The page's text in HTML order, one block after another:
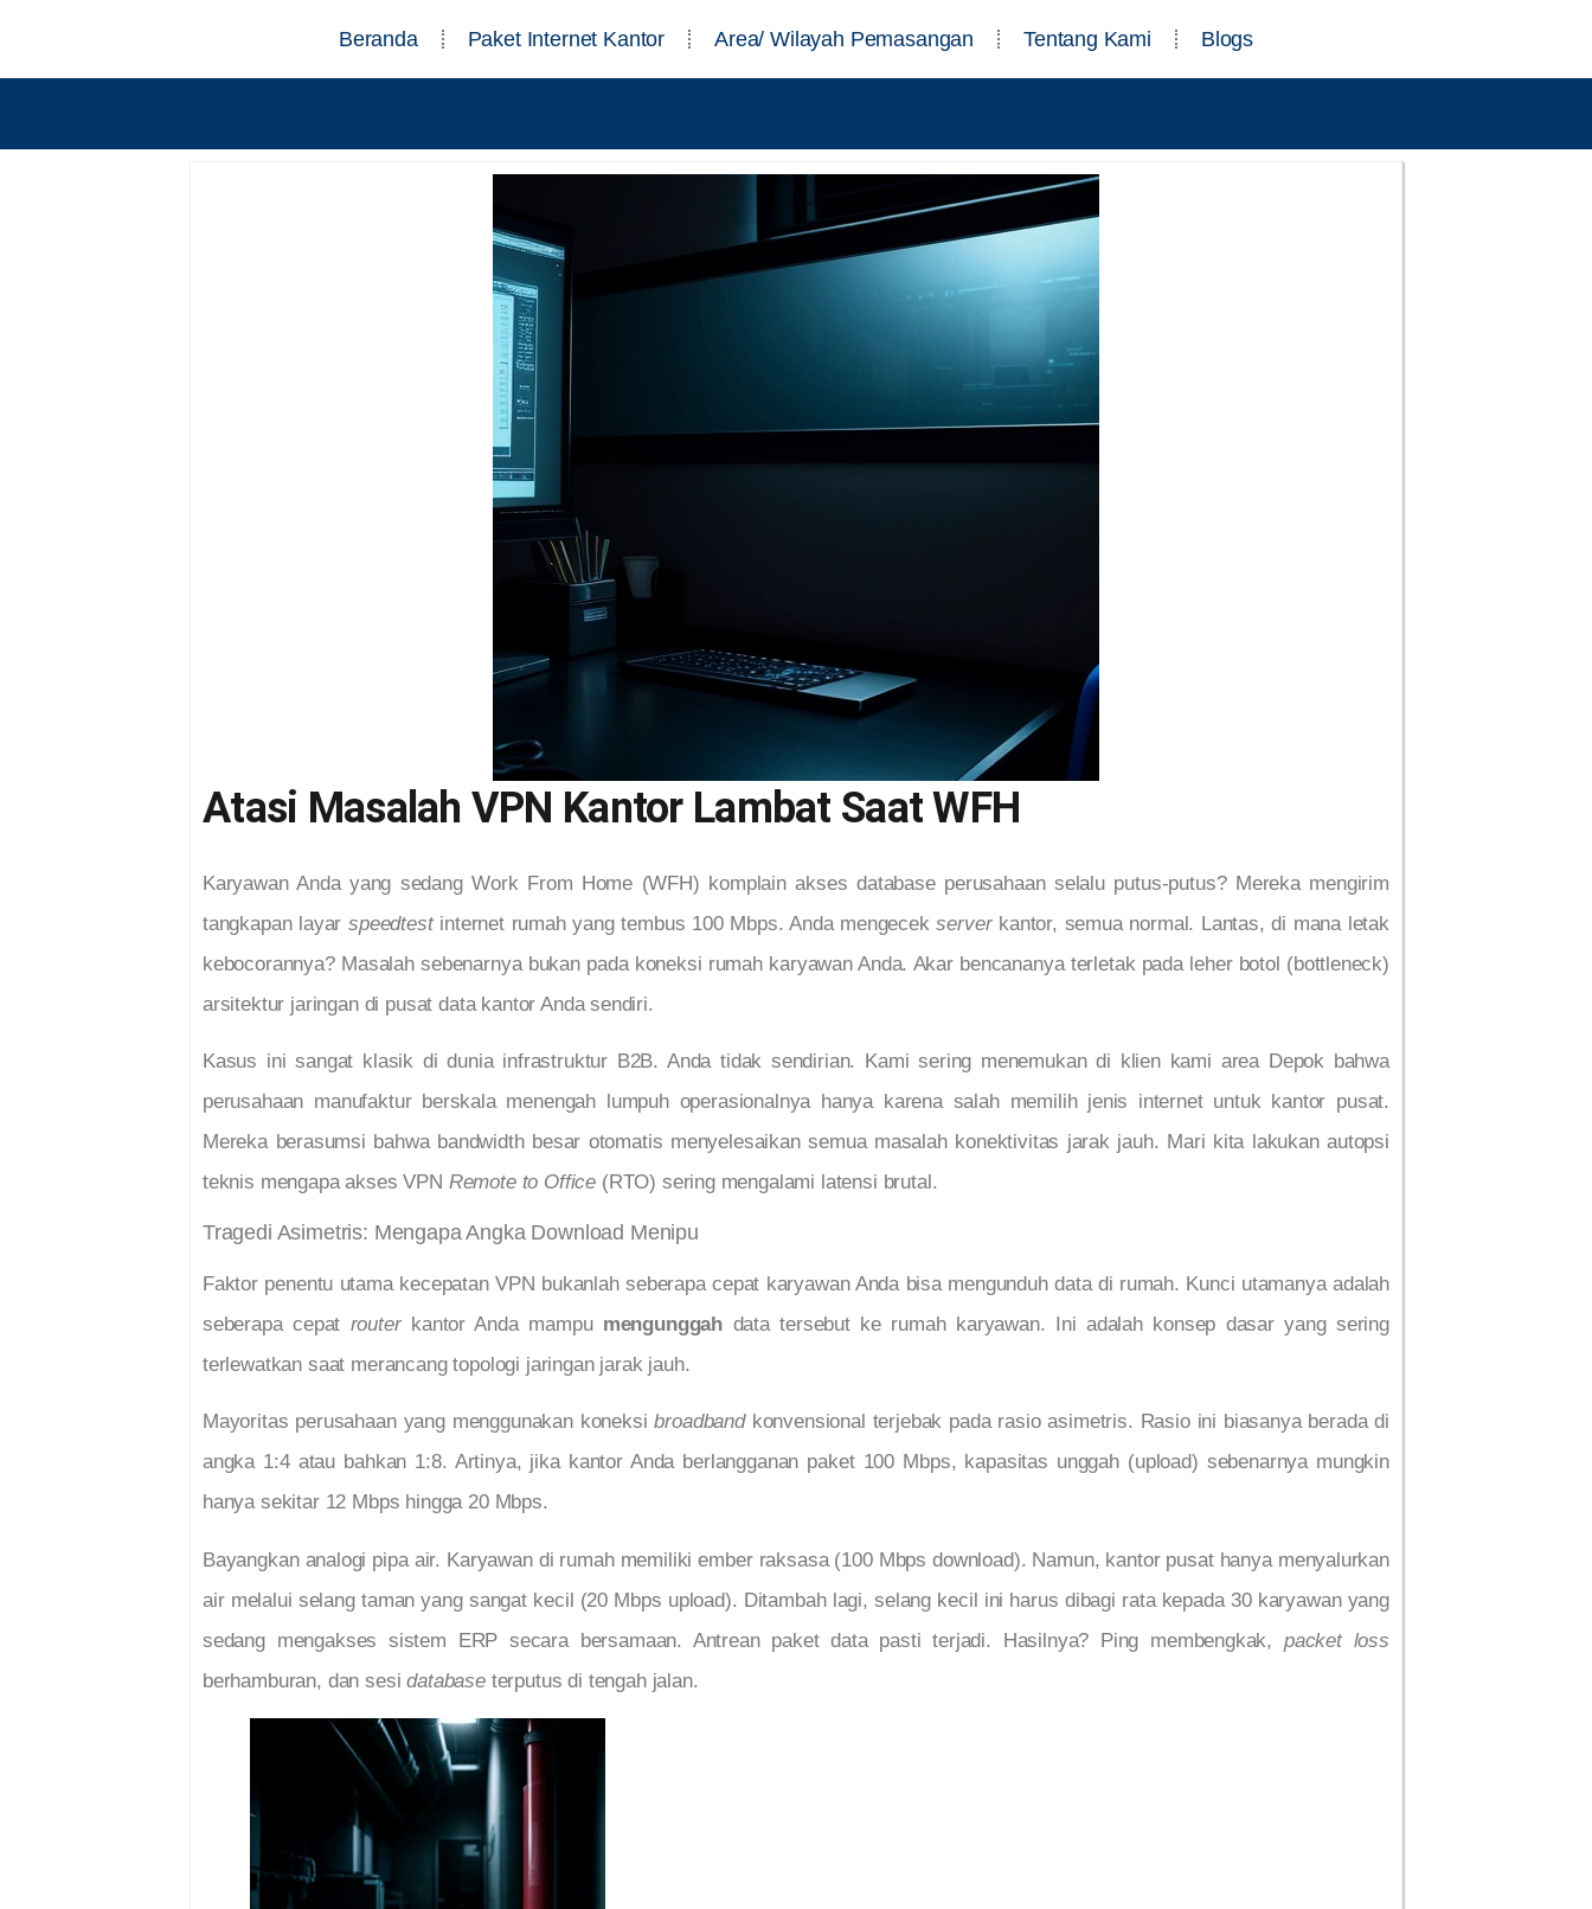
Beranda Paket Internet Kantor Area/ Wilayah Pemasangan Tentang Kami Blogs
Atasi Masalah VPN Kantor Lambat Saat WFH
Karyawan Anda yang sedang Work From Home (WFH) komplain akses database perusahaan selalu putus-putus? Mereka mengirim
tangkapan layarspeedtestinternet rumah yang tembus 100 Mbps. Anda mengecekserverkantor, semua normal. Lantas, di mana letak
kebocorannya? Masalah sebenarnya bukan pada koneksi rumah karyawan Anda. Akar bencananya terletak pada leher botol (bottleneck)
arsitektur jaringan di pusat data kantor Anda sendiri.
Kasus ini sangat klasik di dunia infrastruktur B2B. Anda tidak sendirian. Kami sering menemukan di klien kami area Depok bahwa
perusahaan manufaktur berskala menengah lumpuh operasionalnya hanya karena salah memilih jenis internet untuk kantor pusat.
Mereka berasumsi bahwa bandwidth besar otomatis menyelesaikan semua masalah konektivitas jarak jauh. Mari kita lakukan autopsi
teknis mengapa akses VPN Remote to Office (RTO) sering mengalami latensi brutal.
Tragedi Asimetris: Mengapa Angka Download Menipu
Faktor penentu utama kecepatan VPN bukanlah seberapa cepat karyawan Anda bisa mengunduh data di rumah. Kunci utamanya adalah
seberapa cepat routerkantor Anda mampu mengunggah data tersebut ke rumah karyawan. Ini adalah konsep dasar yang sering
terlewatkan saat merancang topologi jaringan jarak jauh.
Mayoritas perusahaan yang menggunakan koneksibroadbandkonvensional terjebak pada rasio asimetris. Rasio ini biasanya berada di
angka 1:4 atau bahkan 1:8. Artinya, jika kantor Anda berlangganan paket 100 Mbps, kapasitas unggah (upload) sebenarnya mungkin
hanya sekitar 12 Mbps hingga 20 Mbps.
Bayangkan analogi pipa air. Karyawan di rumah memiliki ember raksasa (100 Mbps download). Namun, kantor pusat hanya menyalurkan
air melalui selang taman yang sangat kecil (20 Mbps upload). Ditambah lagi, selang kecil ini harus dibagi rata kepada 30 karyawan yang
sedang mengakses sistem ERP secara bersamaan. Antrean paket data pasti terjadi. Hasilnya? Ping membengkak, packet loss
berhamburan, dan sesidatabaseterputus di tengah jalan.